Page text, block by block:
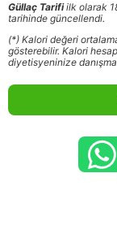
Güllaç Tarifiilk olarak
tarihinde güncellendi.
(*) Kalori değeri
gösterebilir. Kalori
diyetisyeninize